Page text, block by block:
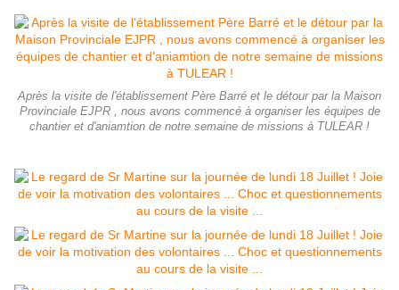
Après la visite de l'établissement Père Barré et le détour par la Maison
Provinciale EJPR , nous avons commencé à organiser les équipes de
chantier et d'aniamtion de notre semaine de missions à TULEAR !